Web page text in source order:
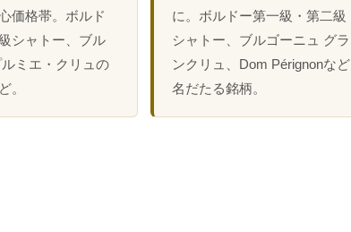
価格帯。ボルド
シャトー、ブル
ミエ・クリュの
。
に。ボルドー第一級・第二級
シャトー、ブルゴーニュ グラ
ンクリュ、Dom Pérignonなど
名だたる銘柄。